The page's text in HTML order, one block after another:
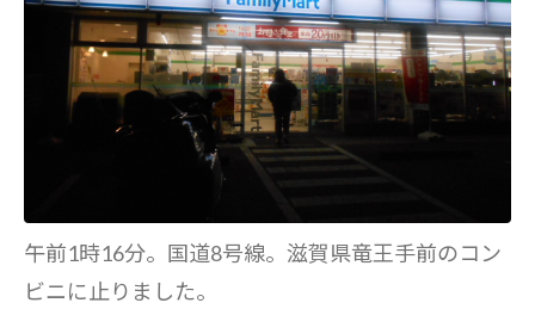
午前1時16分。国道8号線。滋賀県竜王手前のコン
ビニに止りました。